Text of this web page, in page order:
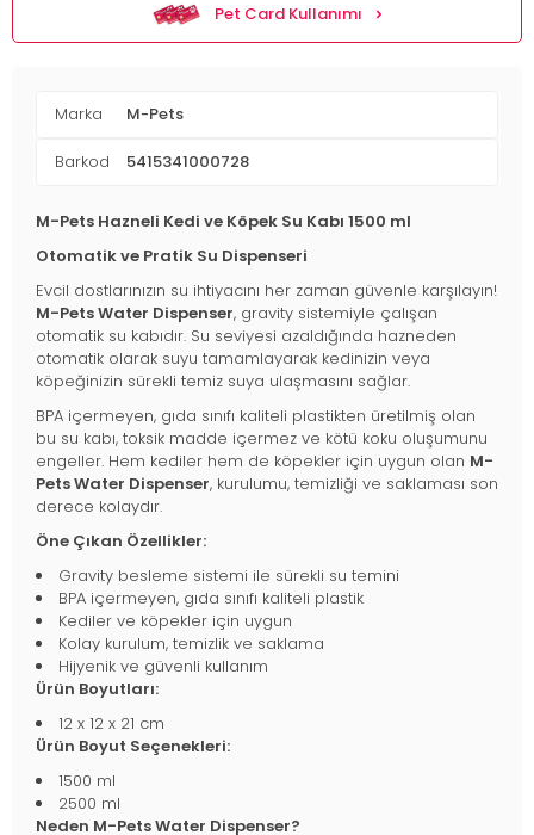
Pet Card Kullanımı
Marka M-Pets
Barkod 5415341000728
M-Pets Hazneli Kedi ve Köpek Su Kabı 1500 ml
Otomatik ve Pratik Su Dispenseri
Evcil dostlarınızın su ihtiyacını her zaman güvenle karşılayın!
M-Pets Water Dispenser, gravity sistemiyle çalışan
otomatik su kabıdır. Su seviyesi azaldığında hazneden
otomatik olarak suyu tamamlayarak kedinizin veya
köpeğinizin sürekli temiz suya ulaşmasını sağlar.
BPA içermeyen, gıda sınıfı kaliteli plastikten üretilmiş olan
bu su kabı, toksik madde içermez ve kötü koku oluşumunu
engeller. Hem kediler hem de köpekler için uygun olan M-
Pets Water Dispenser, kurulumu, temizliği ve saklaması son
derece kolaydır.
Öne Çıkan Özellikler:
Gravity besleme sistemi ile sürekli su temini
BPA içermeyen, gıda sınıfı kaliteli plastik
Kediler ve köpekler için uygun
Kolay kurulum, temizlik ve saklama
Hijyenik ve güvenli kullanım
Ürün Boyutları:
12 x 12 x 21 cm
Ürün Boyut Seçenekleri:
1500 ml
2500 ml
Neden M-Pets Water Dispenser?